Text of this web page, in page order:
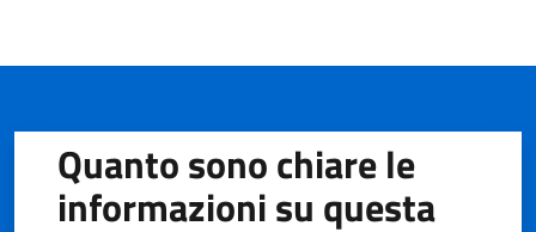
Quanto sono chiare le
informazioni su questa